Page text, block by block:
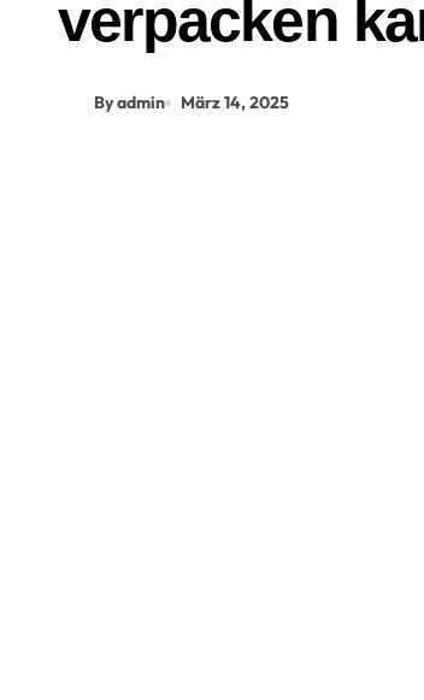
verpacken
By admin März 14, 2025